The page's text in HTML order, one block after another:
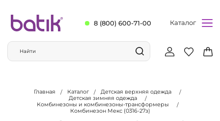
8 (800) 600-71-00 Каталог
Главная Каталог
Детская верхняя одежда
Детская зимняя одежда
Комбинезоны и комбинезоны-трансформеры
Комбинезон Мекс (0316-27з)